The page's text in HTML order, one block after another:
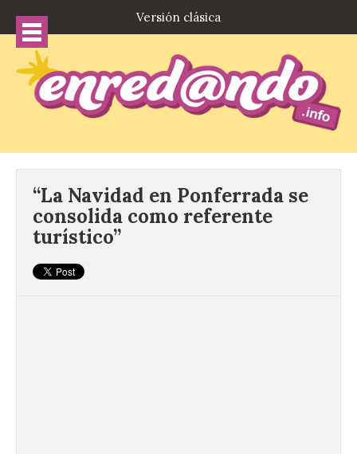
Versión clásica
“La Navidad en Ponferrada se
consolida como referente
turístico”